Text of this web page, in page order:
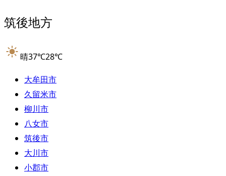
筑後地方
晴37℃28℃
大牟田市
久留米市
柳川市
八女市
筑後市
大川市
小郡市